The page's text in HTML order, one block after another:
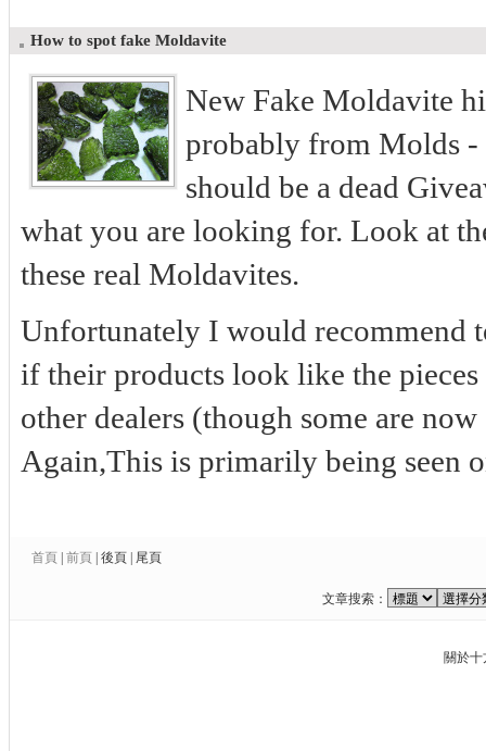
How to spot fake Moldavite
New Fake Moldavite
probably from Molds -
should be a dead
what you are looking for. Look at
these real Moldavites.
Unfortunately I would recommend
if their products look like the
other dealers (though some are
Again,This is primarily being seen
首頁 前頁 後頁 尾頁
文章搜索：
關於